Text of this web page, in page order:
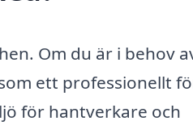
Om du är i behov
ett professionellt
för hantverkare och